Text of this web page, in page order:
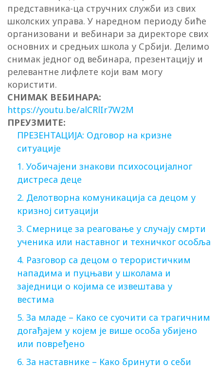
представника-ца стручних служби из свих
школских управа. У наредном периоду биће
организовани и вебинари за директоре свих
основних и средњих школа у Србији. Делимо
снимак једног од вебинара, презентацију и
релевантне лифлете који вам могу
користити.
СНИМАК ВЕБИНАРА:
https://youtu.be/alCRlIr7W2M
ПРЕУЗМИТЕ:
ПРЕЗЕНТАЦИЈА: Одговор на кризне
ситуације
1. Уобичајени знакови психосоцијалног
дистреса деце
2. Делотворна комуникација са децом у
кризној ситуацији
3. Смернице за реаговање у случају смрти
ученика или наставног и техничког особља
4. Разговор са децом о терористичким
нападима и пуцњави у школама и
заједници о којима се извештава у
вестима
5. За младе – Како се суочити са трагичним
догађајем у којем је више особа убијено
или повређено
6. За наставнике – Како бринути о себи